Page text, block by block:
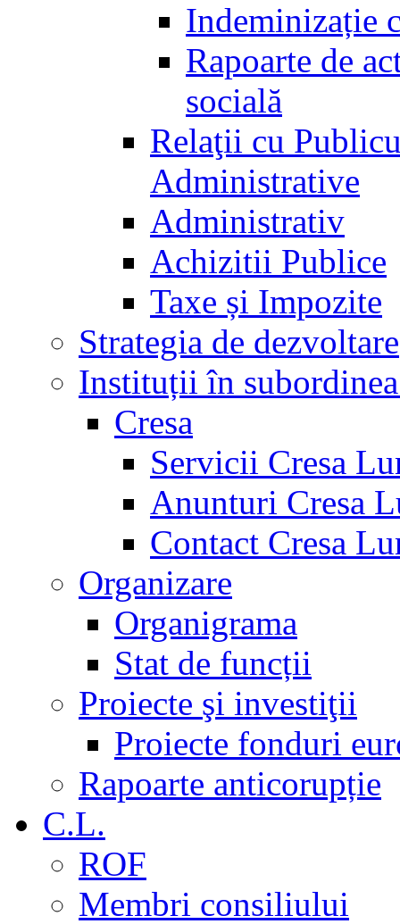
Indeminizație
Rapoarte de
socială
Relaţii cu
Administrative
Administrativ
Achizitii Publice
Taxe și Impozite
Strategia de dezvoltare
Instituții în
Cresa
Servicii Cresa
Anunturi Cresa
Contact Cresa
Organizare
Organigrama
Stat de funcții
Proiecte şi investiţii
Proiecte fonduri
Rapoarte anticorupție
C.L.
ROF
Membri consiliului